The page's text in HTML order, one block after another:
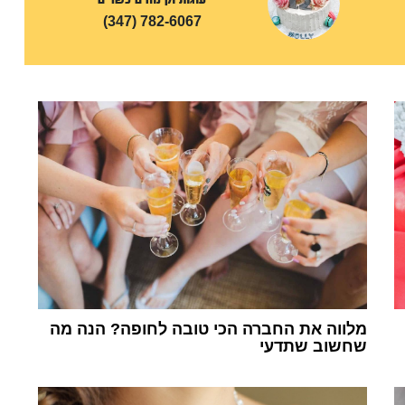
(347) 782-6067
מלווה את החברה הכי טובה לחופה? הנה מה
שחשוב שתדעי